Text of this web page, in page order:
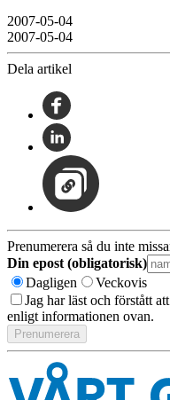
2007-05-04
2007-05-04
Dela artikel
Prenumerera så du inte
Din epost (obligatorisk)
Dagligen
Veckovis
Jag har läst och förstått
enligt informationen ovan.